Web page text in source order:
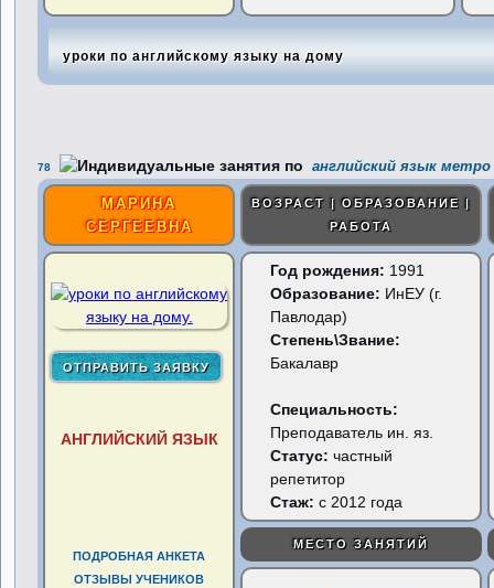
уроки по английскому языку на дому
78 английский язык
МАРИНА
СЕРГЕЕВНА
ВОЗРАСТ | ОБРАЗОВАНИЕ |
РАБОТА
АНГЛИЙСКИЙ ЯЗЫК
ПОДРОБНАЯ АНКЕТА
ОТЗЫВЫ УЧЕНИКОВ
Год рождения: 1991
Образование: ИнЕУ (г.
Павлодар)
Степень\Звание:
Бакалавр
Специальность:
Преподаватель ин. яз.
Статус:частный
репетитор
Стаж: с 2012 года
МЕСТО ЗАНЯТИЙ